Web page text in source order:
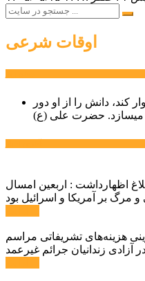
اوقات شرعی
كند، دانش را از او دور
میسازد. حضرت علی (ع)
اظهارداشت : اربعین امسال
هزینه‌های تشریفاتی مراسم
آزادی زندانیان جرائم غیرعمد